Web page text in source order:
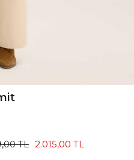
TL 2.015,00 TL